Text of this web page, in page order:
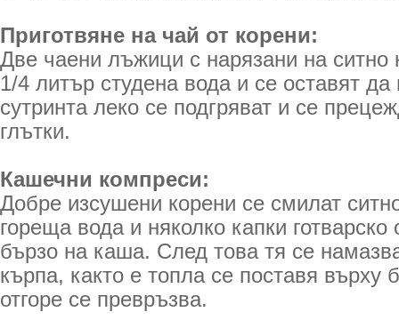
Приготвяне на чай от корени:
Две чаени лъжици с нарязани на ситно
1/4 литър студена вода и се оставят
сутринта леко се подгряват и се
глътки.
Кашечни компреси:
Добре изсушени корени се смилат
гореща вода и няколко капки готварско
бързо на каша. След това тя се
кърпа, както е топла се поставя върху
отгоре се превръзва.